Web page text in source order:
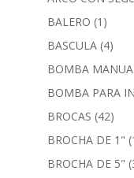
BALERO (1)
BASCULA (4)
BOMBA
BOMBA PARA
BROCAS (42)
BROCHA DE 1"
BROCHA DE 5"